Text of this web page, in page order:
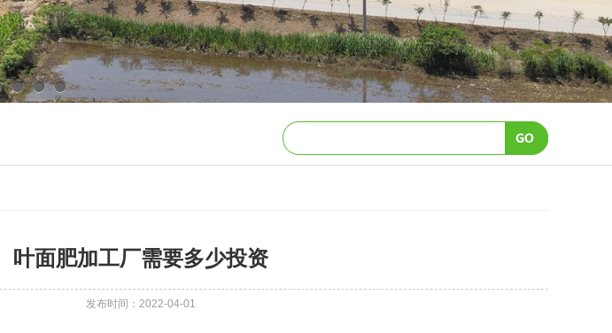
3 4 5
叶面肥加工厂需要多少投资
发布时间：2022-04-01